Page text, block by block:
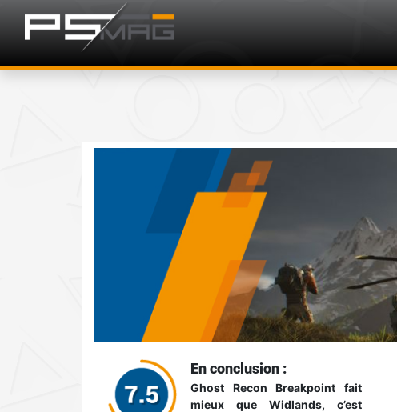
En conclusion :
Ghost Recon Breakpoint fait
mieux que Widlands, c’est